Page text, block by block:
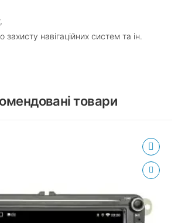
захисту навігаційних систем та ін.
товари